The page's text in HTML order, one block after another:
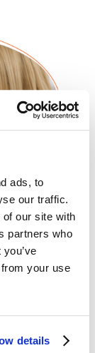
ads, to
our traffic.
our site with
partners who
your use
details
–
ponad